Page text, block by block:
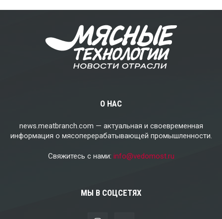
О НАС
news.meatbranch.com — актуальная и своевременная
информация о мясоперерабатывающей промышленности.
Свяжитесь с нами: info@vedomost.ru
МЫ В СОЦСЕТЯХ